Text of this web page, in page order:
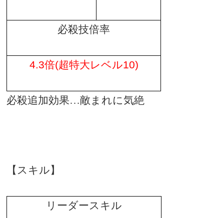
必殺技倍率
4.3倍(超特大レベル10)
必殺追加効果…敵まれに気絶
【スキル】
リーダースキル